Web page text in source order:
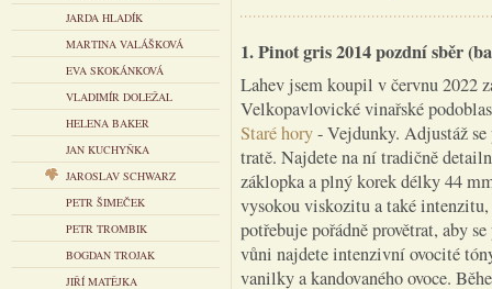
JARDA HLADÍK
MARTINA VALÁŠKOVÁ
EVA SKOKÁNKOVÁ
VLADIMÍR DOLEŽAL
HELENA BAKER
JAN KUCHYŇKA
JAROSLAV SCHWARZ
PETR ŠIMEČEK
PETR TROMBIK
BOGDAN TROJAK
JIŘÍ MATĚJKA
1. Pinot gris 2014 pozdní sběr
Lahev jsem koupil v červnu 2022
Velkopavlovické vinařské
Staré hory- Vejdunky. Adjustáž
tratě. Najdete na ní tradičně
záklopka a plný korek délky 44
vysokou viskozitu a také
potřebuje pořádně provětrat, aby
vůni najdete intenzivní ovocité
vanilky a kandovaného ovoce.